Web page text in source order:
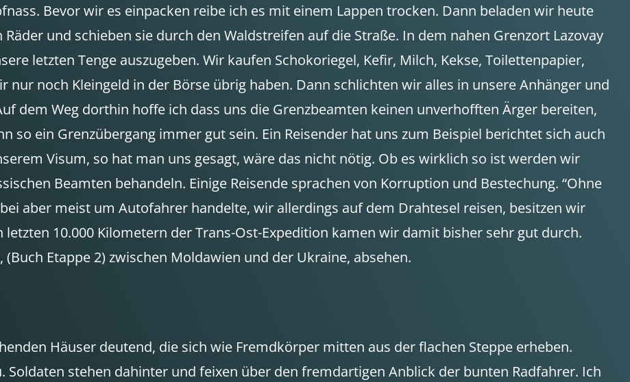
Bevor wir es einpacken reibe ich es mit einem Lappen trocken. Dann beladen wir heute
und schieben sie durch den Waldstreifen auf die Straße. In dem nahen Grenzort Lazovay
letzten Tenge auszugeben. Wir kaufen Schokoriegel, Kefir, Milch, Kekse, Toilettenpapier,
nur noch Kleingeld in der Börse übrig haben. Dann schlichten wir alles in unsere Anhänger und
dem Weg dorthin hoffe ich dass uns die Grenzbeamten keinen unverhofften Ärger bereiten,
so ein Grenzübergang immer gut sein. Ein Reisender hat uns zum Beispiel berichtet sich auch
Visum, so hat man uns gesagt, wäre das nicht nötig. Ob es wirklich so ist werden wir
Beamten behandeln. Einige Reisende sprachen von Korruption und Bestechung. “Ohne
aber meist um Autofahrer handelte, wir allerdings auf dem Drahtesel reisen, besitzen wir
10.000 Kilometern der Trans-Ost-Expedition kamen wir damit bisher sehr gut durch.
Etappe 2) zwischen Moldawien und der Ukraine, absehen.
Häuser deutend, die sich wie Fremdkörper mitten aus der flachen Steppe erheben.
Soldaten stehen dahinter und feixen über den fremdartigen Anblick der bunten Radfahrer. Ich